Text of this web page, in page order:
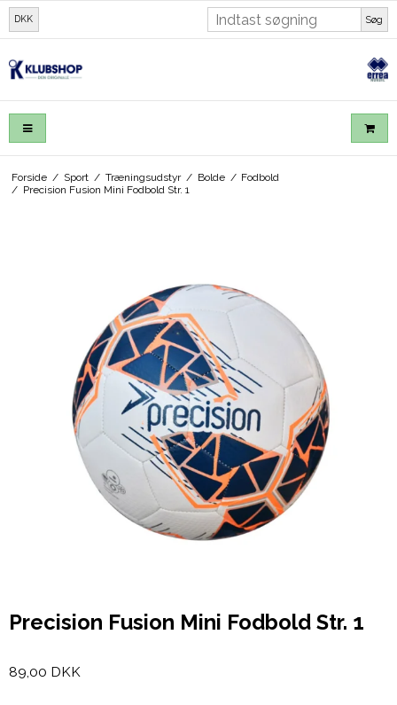
DKK Søg
Forside / Sport / Træningsudstyr / Bolde / Fodbold
/ Precision Fusion Mini Fodbold Str. 1
Precision Fusion Mini Fodbold Str. 1
89,00 DKK